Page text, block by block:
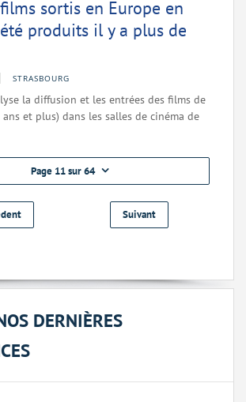
sortis en Europe en
produits il y a plus de
STRASBOURG
la diffusion et les entrées des films de
et plus) dans les salles de cinéma de
Page 11 sur 64
Suivant
DERNIÈRES